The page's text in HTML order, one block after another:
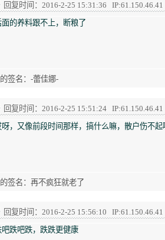
回复时间：2016-2-25 15:31:36 IP:61.150.46.41
的养料跟不上，断粮了
签名：-蕾佳娜-
回复时间：2016-2-25 15:51:24 IP:61.150.46.41
，又像前段时间那样，搞什么嘛，散户伤不起
签名：再不疯狂就老了
回复时间：2016-2-25 15:56:10 IP:61.150.46.41
跌吧跌，跌跌更健康